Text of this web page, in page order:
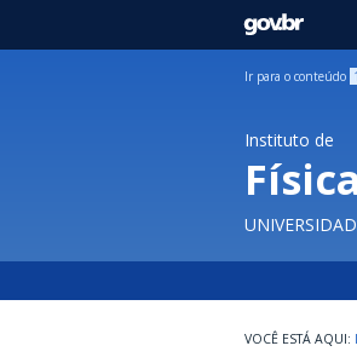
GOVBR
Ir para o conteúdo 1
Instituto de
Física